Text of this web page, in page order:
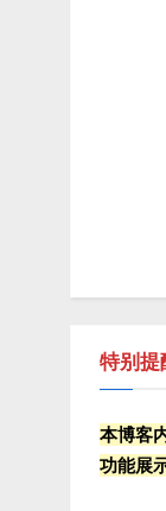
特别提
本博客
功能展